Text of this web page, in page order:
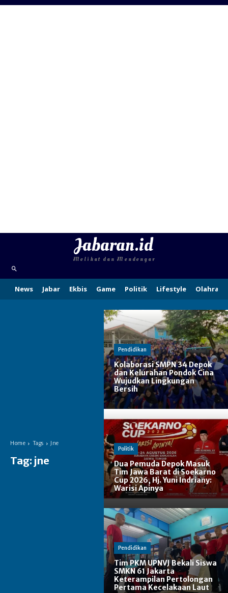
Jabaran.id
Melihat dan Mendengar
News Jabar Ekbis Game Politik Lifestyle Olahraga
Home Tags Jne
Tag: jne
Pendidikan
Kolaborasi SMPN 34 Depok
dan Kelurahan Pondok Cina
Wujudkan Lingkungan
Bersih
Politik
Dua Pemuda Depok Masuk
Tim Jawa Barat di Soekarno
Cup 2026, Hj. Yuni Indriany:
Warisi Apinya
Pendidikan
Tim PKM UPNVJ Bekali Siswa
SMKN 61 Jakarta
Keterampilan Pertolongan
Pertama Kecelakaan Laut